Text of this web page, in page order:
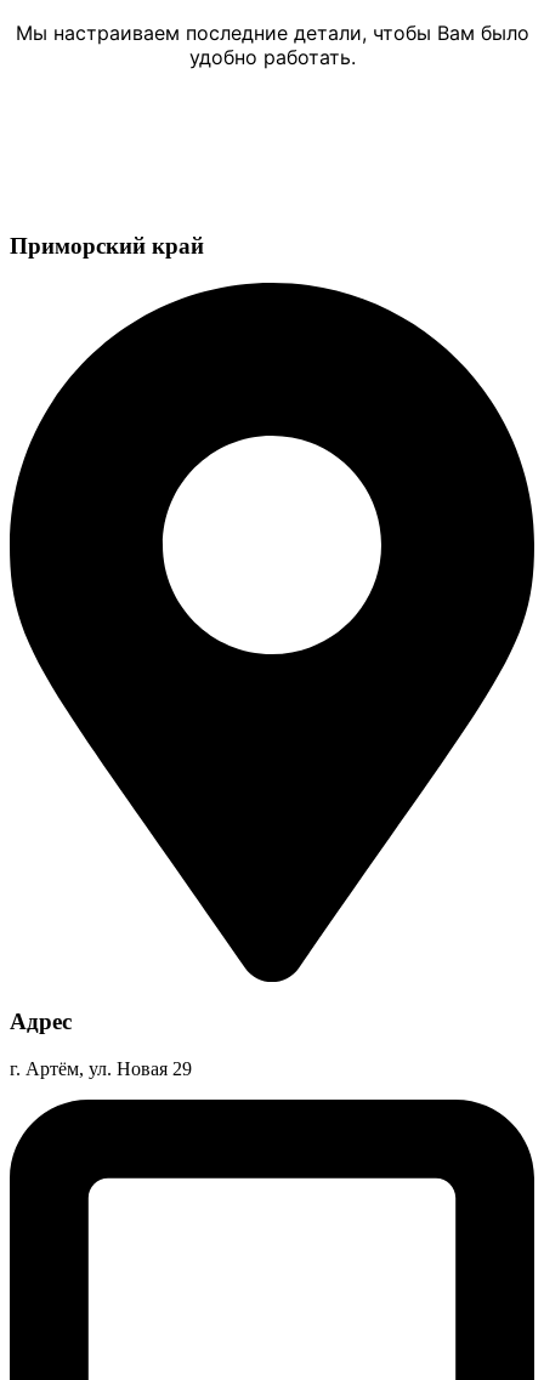
Мы настраиваем последние детали, чтобы Вам было
удобно работать.
Приморский край
Адрес
г. Артём, ул. Новая 29